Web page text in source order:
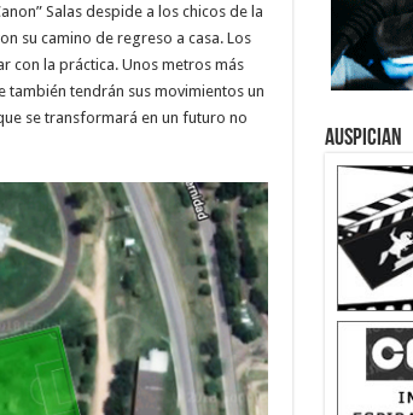
Salas despide a los chicos de la
su camino de regreso a casa. Los
con la práctica. Unos metros más
también tendrán sus movimientos un
se transformará en un futuro no
Auspician